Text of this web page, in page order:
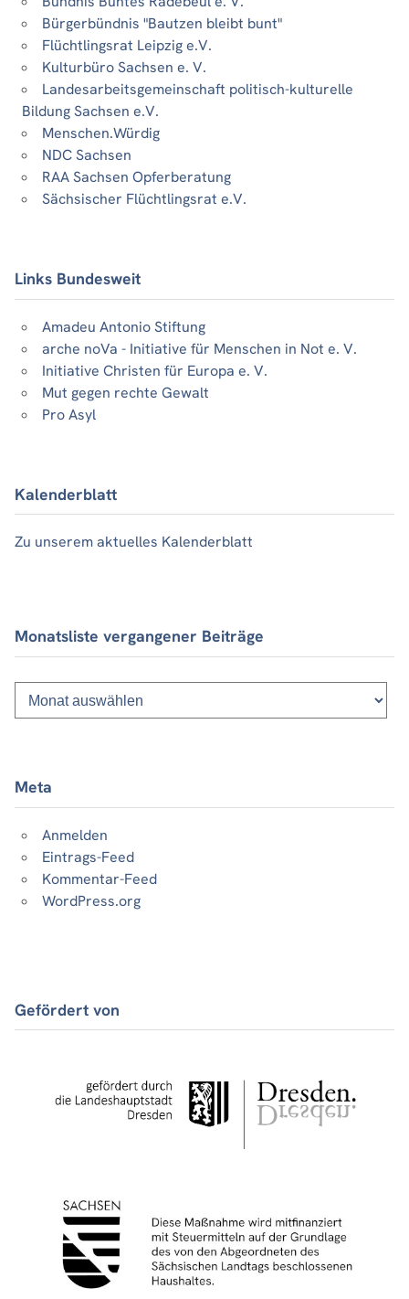
Bürgerbündnis "Bautzen bleibt bunt"
Flüchtlingsrat Leipzig e.V.
Kulturbüro Sachsen e. V.
Landesarbeitsgemeinschaft politisch-kulturelle
Bildung Sachsen e.V.
Menschen.Würdig
NDC Sachsen
RAA Sachsen Opferberatung
Sächsischer Flüchtlingsrat e.V.
Links Bundesweit
Amadeu Antonio Stiftung
arche noVa - Initiative für Menschen in Not e. V.
Initiative Christen für Europa e. V.
Mut gegen rechte Gewalt
Pro Asyl
Kalenderblatt
Zu unserem aktuelles Kalenderblatt
Monatsliste vergangener Beiträge
Monatsliste
vergangener
Beiträge
Meta
Anmelden
Eintrags-Feed
Kommentar-Feed
WordPress.org
Gefördert von